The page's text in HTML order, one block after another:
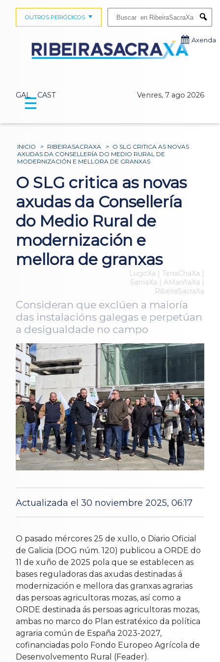
GAL CAST Venres, 7 ago 2026
OUTROS PERIÓDICOS
Axenda
☰
INICIO > RIBEIRASACRAXA > O SLG CRITICA AS NOVAS
AXUDAS DA CONSELLERÍA DO MEDIO RURAL DE
MODERNIZACIÓN E MELLORA DE GRANXAS
O SLG critica as novas
axudas da Consellería
do Medio Rural de
modernización e
mellora de granxas
LugoXa | TerraChaXa |
SarriaXa | AMariñaXa |
RibeiraSacraXa
Consideran que exclúen a maioría
das instalacións galegas e perpetúan
a desigualdade no campo
Actualizada el 30 noviembre 2025, 06:17
6 Jul 2025
O pasado mércores 25 de xullo, o Diario Oficial
de Galicia (DOG núm. 120) publicou a ORDE do
11 de xuño de 2025 pola que se establecen as
bases reguladoras das axudas destinadas á
modernización e mellora das granxas agrarias
das persoas agricultoras mozas, así como a
ORDE destinada ás persoas agricultoras mozas,
ambas no marco do Plan estratéxico da política
agraria común de España 2023-2027,
cofinanciadas polo Fondo Europeo Agrícola de
Desenvolvemento Rural (Feader).